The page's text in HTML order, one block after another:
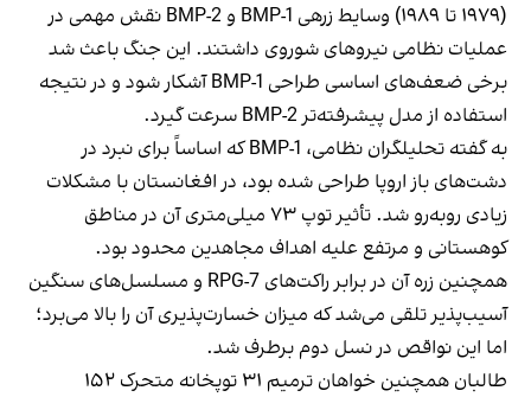
(۱۹۷۹ تا ۱۹۸۹) وسایط زرهی BMP-1 و BMP-2 نقش مهمی در
عملیات نظامی نیروهای شوروی داشتند. این جنگ باعث شد
برخی ضعف‌های اساسی طراحی BMP-1 آشکار شود و در نتیجه
استفاده از مدل پیشرفته‌تر BMP-2 سرعت گیرد.
به گفته تحلیلگران نظامی، BMP-1 که اساساً برای نبرد در
دشت‌های باز اروپا طراحی شده بود، در افغانستان با مشکلات
زیادی روبه‌رو شد. تأثیر توپ ۷۳ میلی‌متری آن در مناطق
کوهستانی و مرتفع علیه اهداف مجاهدین محدود بود.
همچنین زره آن در برابر راکت‌های RPG-7 و مسلسل‌های سنگین
آسیب‌پذیر تلقی می‌شد که میزان خسارت‌پذیری آن را بالا می‌برد؛
اما این نواقص در نسل دوم برطرف شد.
طالبان همچنین خواهان ترمیم ۳۱ توپخانه متحرک ۱۵۲